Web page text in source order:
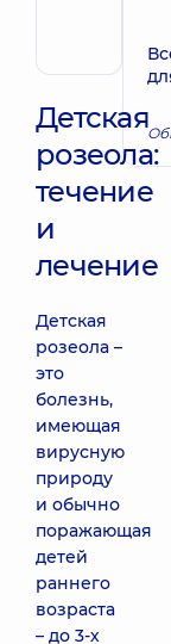
Детская
розеола:
течение
и
лечение
Детская
розеола –
это
болезнь,
имеющая
вирусную
природу
и обычно
поражающая
детей
раннего
возраста
– до 3-х